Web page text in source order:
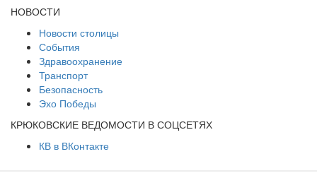
НОВОСТИ
Новости столицы
События
Здравоохранение
Транспорт
Безопасность
Эхо Победы
КРЮКОВСКИЕ ВЕДОМОСТИ В СОЦСЕТЯХ
КВ в ВКонтакте